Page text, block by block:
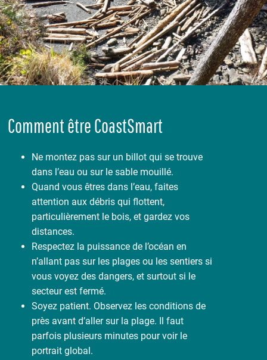
Comment être CoastSmart
Ne montez pas sur un billot qui se trouve
dans l’eau ou sur le sable mouillé.
Quand vous êtres dans l’eau, faites
attention aux débris qui flottent,
particulièrement le bois, et gardez vos
distances.
Respectez la puissance de l’océan en
n’allant pas sur les plages ou les sentiers si
vous voyez des dangers, et surtout si le
secteur est fermé.
Soyez patient. Observez les conditions de
près avant d’aller sur la plage. Il faut
parfois plusieurs minutes pour voir le
portrait global.